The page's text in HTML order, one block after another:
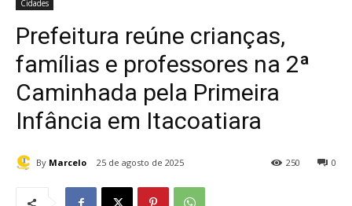
Cidades
Prefeitura reúne crianças,
famílias e professores na 2ª
Caminhada pela Primeira
Infância em Itacoatiara
By Marcelo 25 de agosto de 2025 0
250